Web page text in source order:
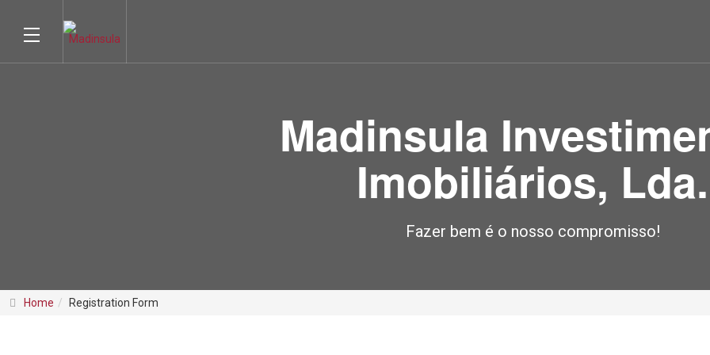
Madinsula
Imobiliários, Lda.
Fazer bem é o nosso compromisso!
Home Registration Form